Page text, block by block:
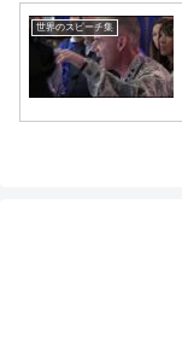
世界のスピーチ集